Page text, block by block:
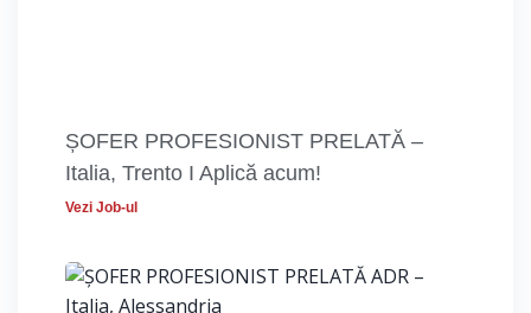
ȘOFER PROFESIONIST PRELATĂ –
Italia, Trento I Aplică acum!
Vezi Job-ul